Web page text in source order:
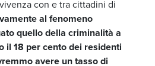
con e tra cittadini di
al fenomeno
quello della criminalità a
il 18 per cento dei residenti
avere un tasso di